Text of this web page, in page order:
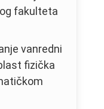
fakulteta
vanredni
fizička